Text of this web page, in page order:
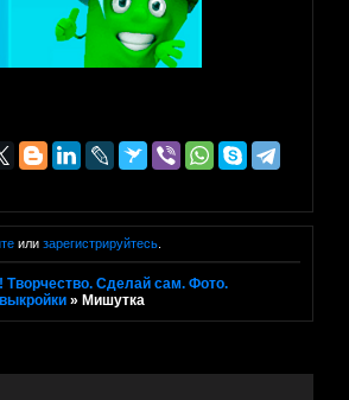
или зарегистрируйтесь.
Сделай сам. Фото.
» Мишутка